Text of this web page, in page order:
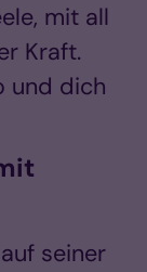
mit all
Kraft.
und dich
seiner